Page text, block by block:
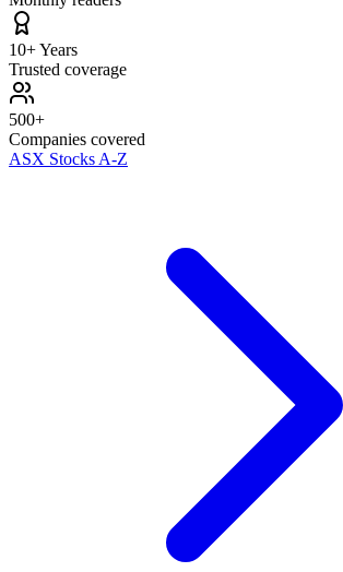
10+ Years
Trusted coverage
500+
Companies covered
ASX Stocks A-Z